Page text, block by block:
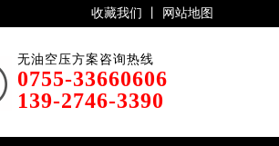
收藏我们 丨 网站地图
无油空压方案咨询热线
0755-33660606
139-2746-3390